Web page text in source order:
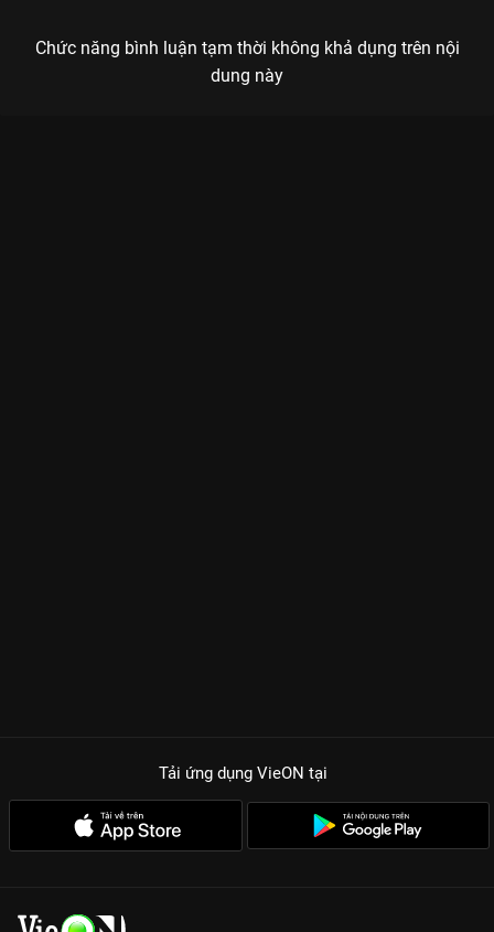
Chức năng bình luận tạm thời không khả dụng trên nội
dung này
Tải ứng dụng VieON tại